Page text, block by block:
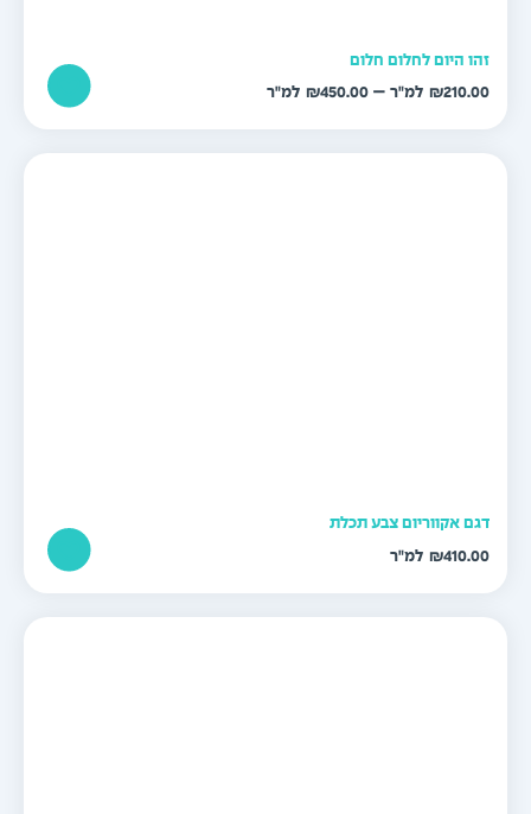
היום לחלום חלום
₪
–
₪450.00
טווח
אקווריום צבע תכלת
₪